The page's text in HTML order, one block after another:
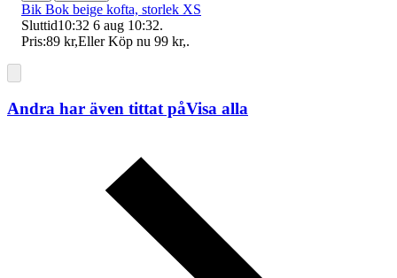
Bik Bok beige kofta, storlek XS
Sluttid10:32 6 aug 10:32.
Pris:89 kr,Eller Köp nu 99 kr,.
Andra har även tittat påVisa alla